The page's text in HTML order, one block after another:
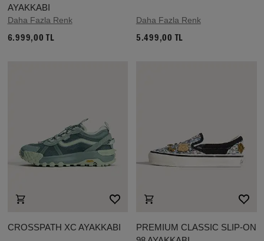
AYAKKABI
Daha Fazla Renk
6.999,00 TL
Daha Fazla Renk
5.499,00 TL
CROSSPATH XC AYAKKABI
PREMIUM CLASSIC SLIP-ON